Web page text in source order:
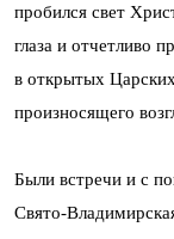
пробился свет
глаза и отчетливо
в открытых
произносящего
Были встречи и с
Свято-